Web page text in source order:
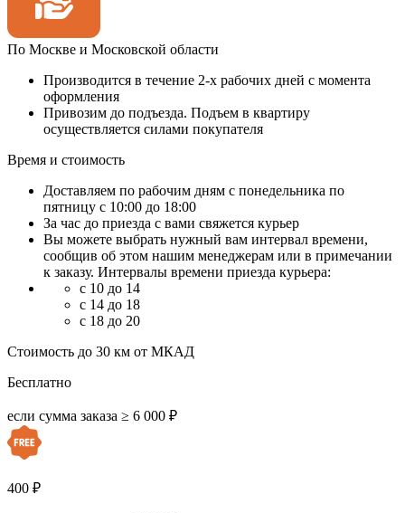
По Москве и Московской области
Производится в течение 2-х рабочих дней с момента
оформления
Привозим до подъезда. Подъем в квартиру
осуществляется силами покупателя
Время и стоимость
Доставляем по рабочим дням с понедельника по
пятницу с 10:00 до 18:00
За час до приезда с вами свяжется курьер
Вы можете выбрать нужный вам интервал времени,
сообщив об этом нашим менеджерам или в примечании
к заказу. Интервалы времени приезда курьера:
с 10 до 14
с 14 до 18
с 18 до 20
Стоимость до 30 км от МКАД
Бесплатно
если сумма заказа ≥ 6 000 ₽
400 ₽